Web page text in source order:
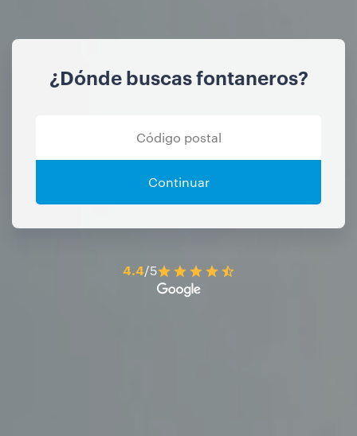
¿Dónde buscas fontaneros?
Continuar
4.4/5